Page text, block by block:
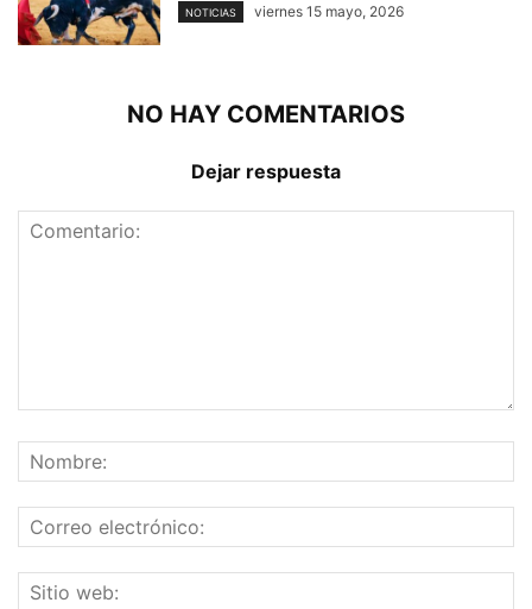
NOTICIAS viernes 15 mayo, 2026
NO HAY COMENTARIOS
Dejar respuesta